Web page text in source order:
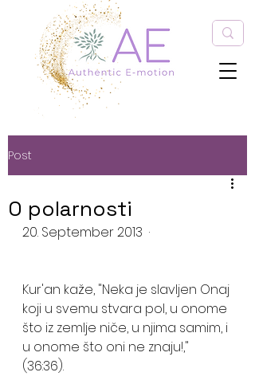
Post
O polarnosti
20. September 2013  ·
Kur'an kaže, "Neka je slavljen Onaj
koji u svemu stvara pol, u onome
što iz zemlje niče, u njima samim, i
u onome što oni ne znaju!,"
(36:36).